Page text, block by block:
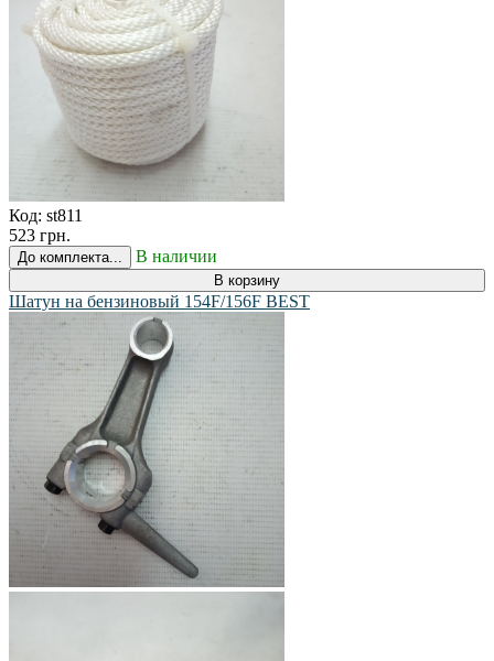
Код: st811
523 грн.
До комплекта... В наличии
В корзину
Шатун на бензиновый 154F/156F BEST